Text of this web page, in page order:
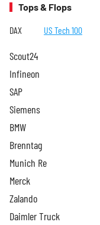
Tops & Flops
DAX US Tech 100
Scout24
Infineon
SAP
Siemens
BMW
Brenntag
Munich Re
Merck
Zalando
Daimler Truck